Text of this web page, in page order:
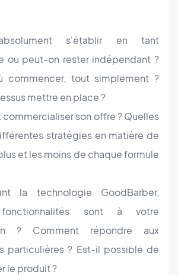
s'établir en tant
ou peut-on rester indépendant ?
commencer, tout simplement ?
mettre en place ?
son offre ? Quelles
stratégies en matière de
et les moins de chaque formule
la technologie GoodBarber,
sont à votre
? Comment répondre aux
particulières ? Est-il possible de
le produit ?